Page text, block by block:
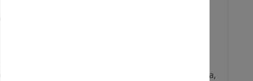
de Goiânia está disponível nos canais
#BananaNanica, #Consumidor,
#Goiânia, #DefesaDoConsumidor, #CustoDeVida,